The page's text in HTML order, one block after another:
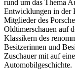
rund um das Thema
Entwicklungen in der
Mitglieder des
Oldtimerschauen auf
Klassikern des
Besitzerinnen und
Zuschauer mit auf
Automobilgeschichte.